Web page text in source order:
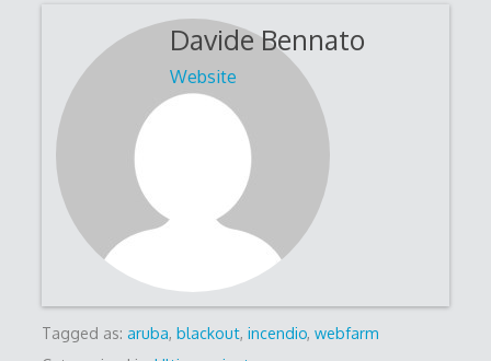
Davide Bennato
Website
Tagged as: aruba, blackout, incendio, webfarm